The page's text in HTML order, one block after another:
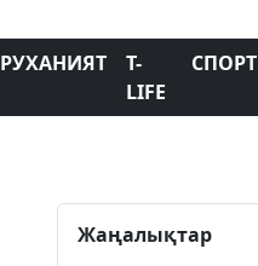
РУХАНИЯТ
T-
LIFE
СПОРТ
Жаңалықтар